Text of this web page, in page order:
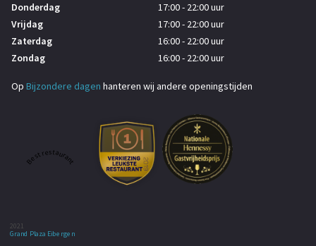
Donderdag
Vrijdag
Zaterdag
Zondag
17:00 - 22:00 uur
17:00 - 22:00 uur
16:00 - 22:00 uur
16:00 - 22:00 uur
Op Bijzondere dagen hanteren wij andere openingstijden
Best restaurant
2021
Grand Plaza Eibergen